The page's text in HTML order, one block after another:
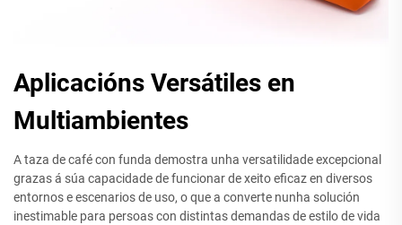
Aplicacións Versátiles en
Multiambientes
A taza de café con funda demostra unha versatilidade excepcional
grazas á súa capacidade de funcionar de xeito eficaz en diversos
entornos e escenarios de uso, o que a converte nunha solución
inestimable para persoas con distintas demandas de estilo de vida